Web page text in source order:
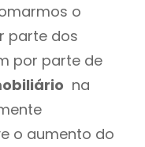
o
parte dos
por parte de
na
o aumento do